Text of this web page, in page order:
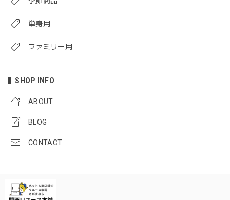
単身用
ファミリー用
SHOP INFO
ABOUT
BLOG
CONTACT